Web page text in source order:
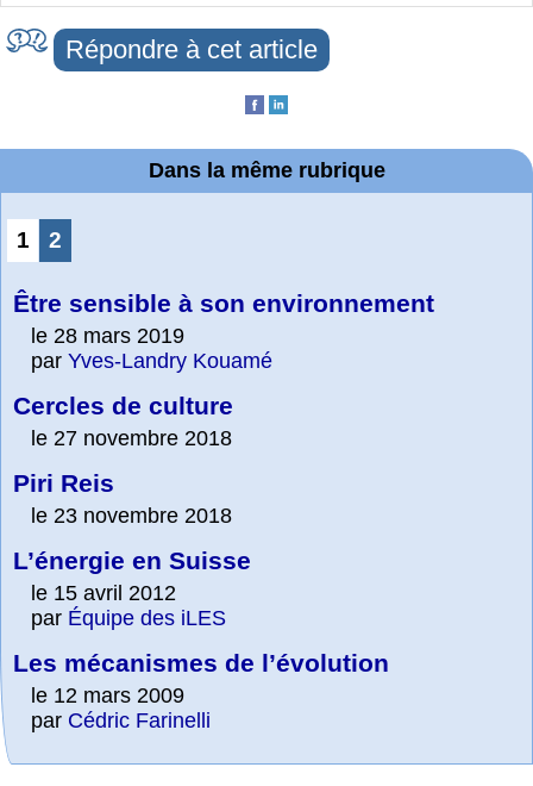
Répondre à cet article
Dans la même rubrique
1 2
Être sensible à son environnement
le 28 mars 2019
par Yves-Landry Kouamé
Cercles de culture
le 27 novembre 2018
Piri Reis
le 23 novembre 2018
L’énergie en Suisse
le 15 avril 2012
par Équipe des iLES
Les mécanismes de l’évolution
le 12 mars 2009
par Cédric Farinelli